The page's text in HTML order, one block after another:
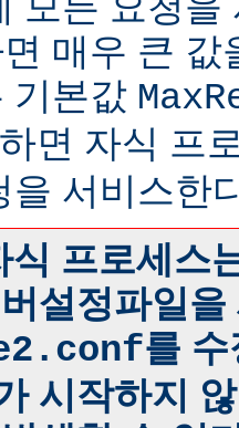
매우 큰 값
기본값
면 자식 프
을 서비스한
식 프로세스
설정파일
를
시작하지